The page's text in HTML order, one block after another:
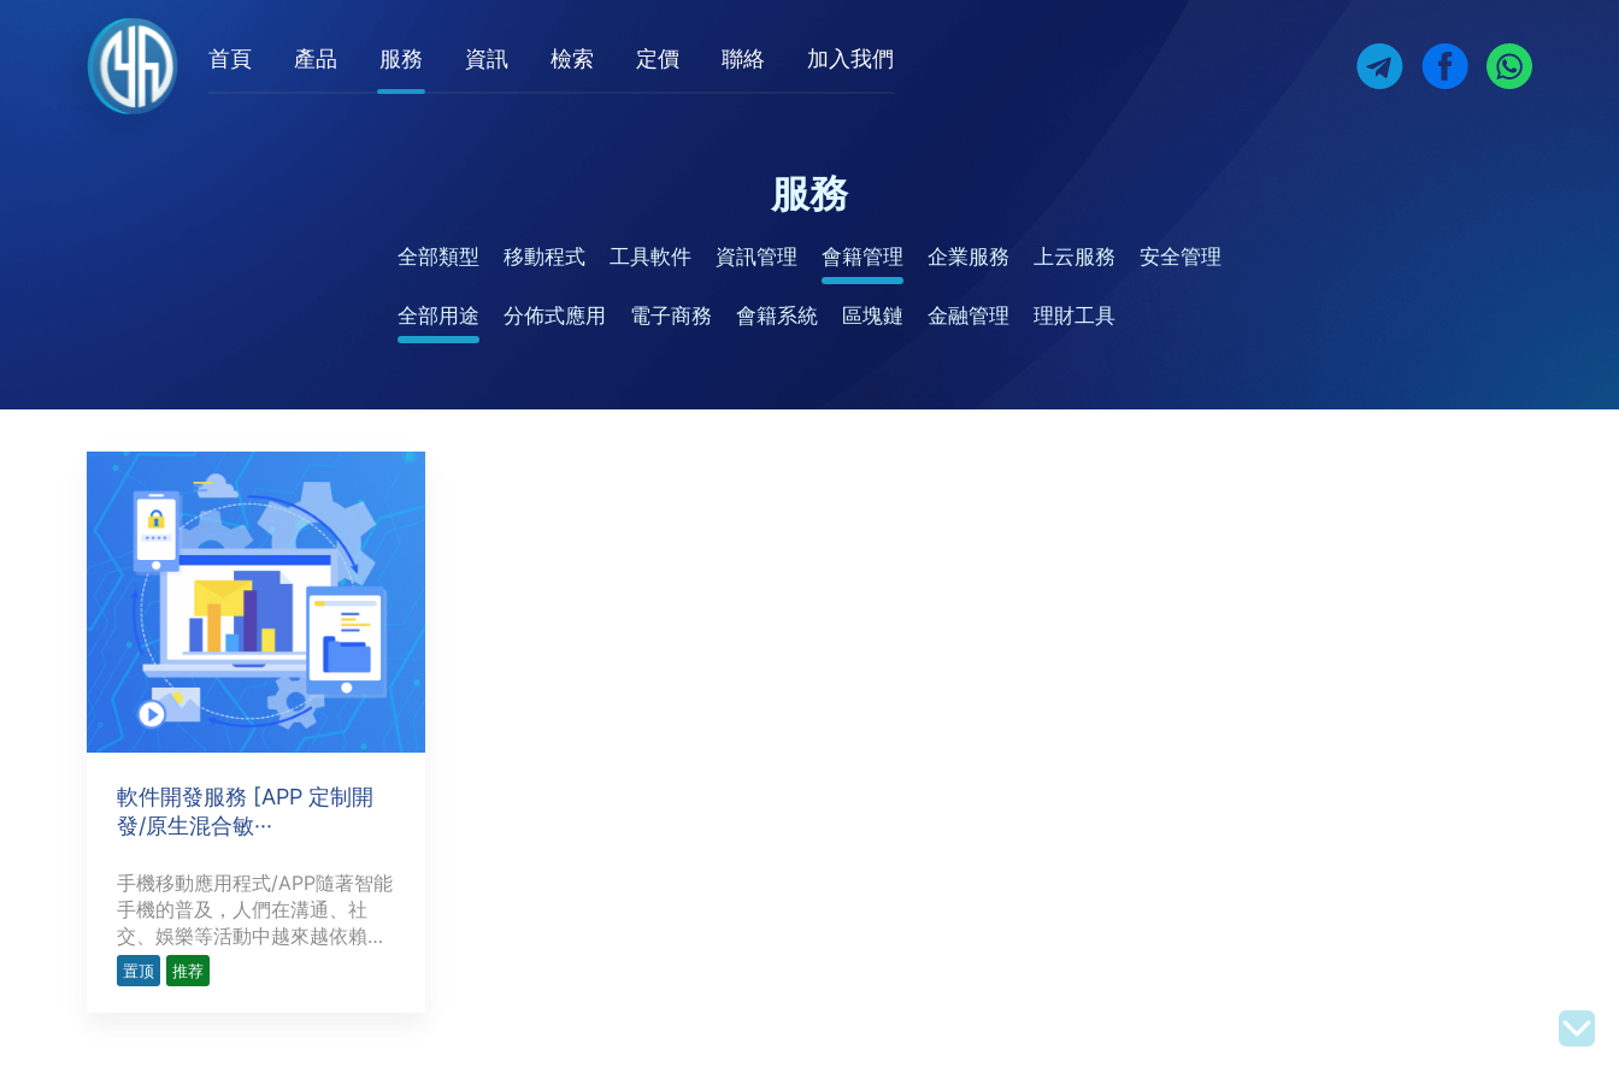
首頁 產品 服務 資訊 檢索 定價 聯絡 加入我們
服務
全部類型 移動程式 工具軟件 資訊管理 會籍管理 企業服務 上云服務 安全管理
全部用途 分佈式應用 電子商務 會籍系統 區塊鏈 金融管理 理財工具
軟件開發服務 [APP 定制開
發/原生混合敏···
手機移動應用程式/APP隨著智能
手機的普及，人們在溝通、社
交、娛樂等活動中越來越依賴於
手機app軟件（app，英文
application的簡稱，即應用軟
置顶 推荐